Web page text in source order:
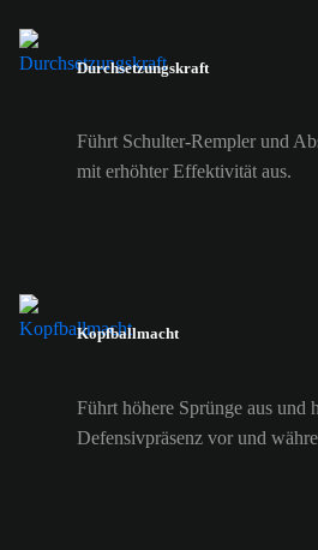
Durchsetzungskraft
Führt Schulter-Rempler und
mit erhöhter Effektivität aus.
Kopfballmacht
Führt höhere Sprünge aus und
Defensivpräsenz vor und